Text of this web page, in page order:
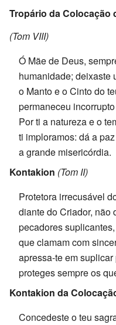
Tropário da Colocação
(Tom VIII)
Ó Mãe de Deus,
humanidade; deixaste
o Manto e o Cinto do
permaneceu
Por ti a natureza e o
ti imploramos: dá a
a grande misericórdia.
Kontakion (Tom II)
Protetora irrecusável
diante do Criador, não
pecadores
que clamam com
apressa-te em
proteges sempre os
Kontakion da
Concedeste o teu